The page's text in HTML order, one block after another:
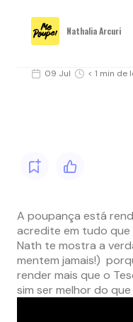
Nathalia Arcuri
09 Jul < 1 min de
A poupança está
acredite em tudo que
Nath te mostra a
mentem jamais!)
render mais que o
sim ser melhor do